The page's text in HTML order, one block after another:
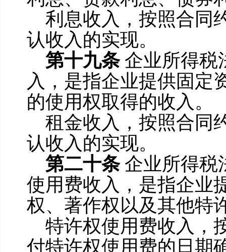
利息收入，按照合同
认收入的实现。
第十九条 企业所得税
入，是指企业提供固定
的使用权取得的收入。
租金收入，按照合同
认收入的实现。
第二十条 企业所得税
使用费收入，是指企业
权、著作权以及其他特
特许权使用费收入，
付特许权使用费的日期